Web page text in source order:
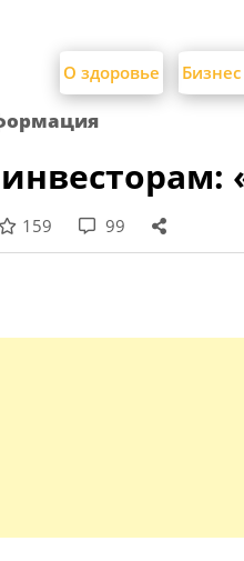
О здоровье
159 99